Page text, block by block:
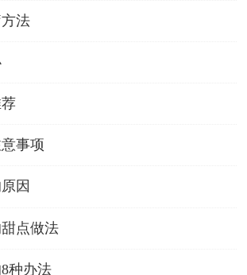
法
事项
因
点做法
种办法